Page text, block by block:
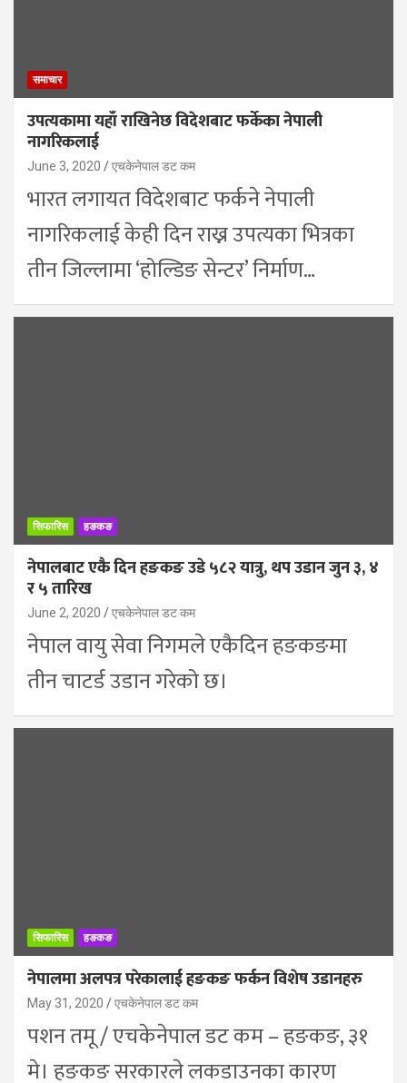
समाचार
उपत्यकामा यहाँ राखिनेछ विदेशबाट फर्केका नेपाली
नागरिकलाई
June 3, 2020 एचकेनेपाल डट कम
भारत लगायत विदेशबाट फर्कने नेपाली
नागरिकलाई केही दिन राख्न उपत्यका भित्रका
तीन जिल्लामा ‘होल्डिङ सेन्टर’ निर्माण…
सिफारिस हङकङ
नेपालबाट एकै दिन हङकङ उडे ५८२ यात्रु, थप उडान जुन ३, ४
र ५ तारिख
June 2, 2020 एचकेनेपाल डट कम
नेपाल वायु सेवा निगमले एकैदिन हङकङमा
तीन चाटर्ड उडान गरेको छ।
सिफारिस हङकङ
नेपालमा अलपत्र परेकालाई हङकङ फर्कन विशेष उडानहरु
May 31, 2020 एचकेनेपाल डट कम
पशन तमू / एचकेनेपाल डट कम – हङकङ, ३१
मे। हङकङ सरकारले लकडाउनका कारण